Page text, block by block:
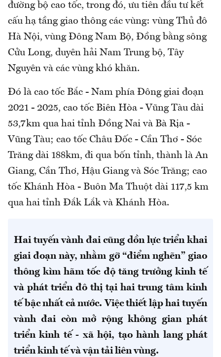
đường bộ cao tốc, trong đó, ưu tiên đầu tư kết
cấu hạ tầng giao thông các vùng: vùng Thủ đô
Hà Nội, vùng Đông Nam Bộ, Đồng bằng sông
Cửu Long, duyên hải Nam Trung bộ, Tây
Nguyên và các vùng khó khăn.
Đó là cao tốc Bắc - Nam phía Đông giai đoạn
2021 - 2025, cao tốc Biên Hòa - Vũng Tàu dài
53,7km qua hai tỉnh Đồng Nai và Bà Rịa -
Vũng Tàu; cao tốc Châu Đốc - Cần Thơ - Sóc
Trăng dài 188km, đi qua bốn tỉnh, thành là An
Giang, Cần Thơ, Hậu Giang và Sóc Trăng; cao
tốc Khánh Hòa - Buôn Ma Thuột dài 117,5 km
qua hai tỉnh Đắk Lắk và Khánh Hòa.
Hai tuyến vành đai cũng dồn lực triển khai
giai đoạn này, nhằm gỡ “điểm nghẽn” giao
thông kìm hãm tốc độ tăng trưởng kinh tế
và phát triển đô thị tại hai trung tâm kinh
tế bậc nhất cả nước. Việc thiết lập hai tuyến
vành đai còn mở rộng không gian phát
triển kinh tế - xã hội, tạo hành lang phát
triển kinh tế và vận tải liên vùng.